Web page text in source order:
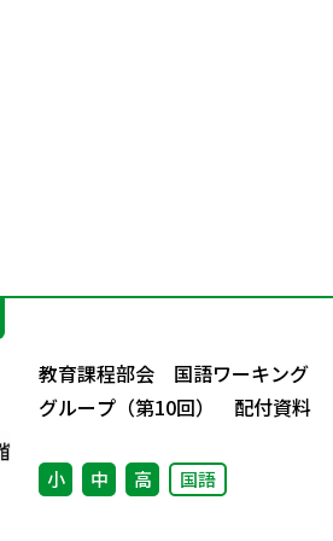
教育課程部会 国語ワーキング
グループ（第10回） 配付資料
小 中 高 国語